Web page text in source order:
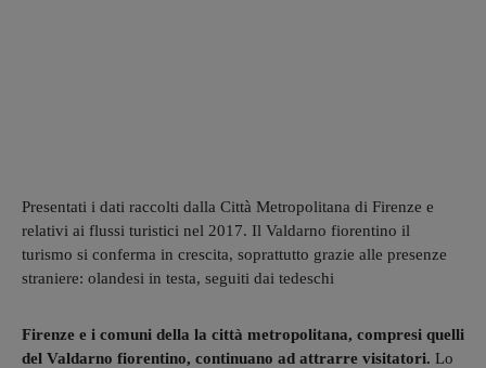
Presentati i dati raccolti dalla Città Metropolitana di Firenze e
relativi ai flussi turistici nel 2017. Il Valdarno fiorentino il
turismo si conferma in crescita, soprattutto grazie alle presenze
straniere: olandesi in testa, seguiti dai tedeschi
Firenze e i comuni della la città metropolitana, compresi quelli
del Valdarno fiorentino, continuano ad attrarre visitatori. Lo